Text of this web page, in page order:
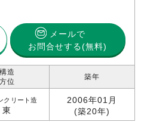
メールで
お問合せする(無料)
構造
方位
クリート造
東
築年
2006年01月
(築20年)